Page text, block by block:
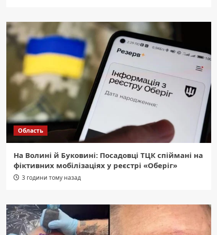
Область
На Волині й Буковині: Посадовці ТЦК спіймані на
фіктивних мобілізаціях у реєстрі «Оберіг»
3 години тому назад